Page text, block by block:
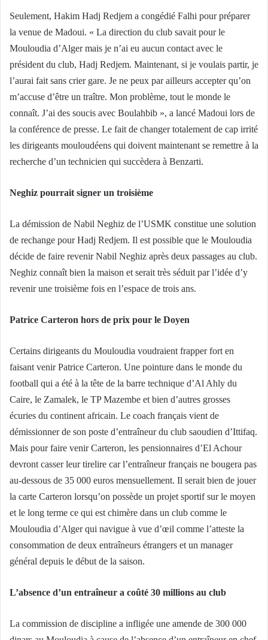
Seulement, Hakim Hadj Redjem a congédié Falhi pour préparer
la venue de Madoui. « La direction du club savait pour le
Mouloudia d’Alger mais je n’ai eu aucun contact avec le
président du club, Hadj Redjem. Maintenant, si je voulais partir, je
l’aurai fait sans crier gare. Je ne peux par ailleurs accepter qu’on
m’accuse d’être un traître. Mon problème, tout le monde le
connaît. J’ai des soucis avec Boulahbib », a lancé Madoui lors de
la conférence de presse. Le fait de changer totalement de cap irrité
les dirigeants mouloudéens qui doivent maintenant se remettre à la
recherche d’un technicien qui succèdera à Benzarti.
Neghiz pourrait signer un troisième
La démission de Nabil Neghiz de l’USMK constitue une solution
de rechange pour Hadj Redjem. Il est possible que le Mouloudia
décide de faire revenir Nabil Neghiz après deux passages au club.
Neghiz connaît bien la maison et serait très séduit par l’idée d’y
revenir une troisième fois en l’espace de trois ans.
Patrice Carteron hors de prix pour le Doyen
Certains dirigeants du Mouloudia voudraient frapper fort en
faisant venir Patrice Carteron. Une pointure dans le monde du
football qui a été à la tête de la barre technique d’Al Ahly du
Caire, le Zamalek, le TP Mazembe et bien d’autres grosses
écuries du continent africain. Le coach français vient de
démissionner de son poste d’entraîneur du club saoudien d’Ittifaq.
Mais pour faire venir Carteron, les pensionnaires d’El Achour
devront casser leur tirelire car l’entraîneur français ne bougera pas
au-dessous de 35 000 euros mensuellement. Il serait bien de jouer
la carte Carteron lorsqu’on possède un projet sportif sur le moyen
et le long terme ce qui est chimère dans un club comme le
Mouloudia d’Alger qui navigue à vue d’œil comme l’atteste la
consommation de deux entraîneurs étrangers et un manager
général depuis le début de la saison.
L’absence d’un entraîneur a coûté 30 millions au club
La commission de discipline a infligée une amende de 300 000